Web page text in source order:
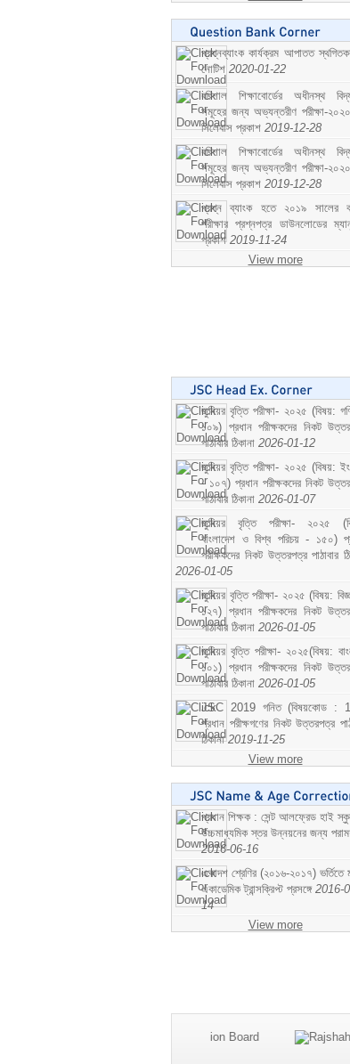
প্রশ্নব্যাংক কার্যক্রম আপাতত
নোটিশ 2020-01-22
বরিশাল শিক্ষাবোর্ডের অধীনস্থ
সমূহের জন্য অভ্যন্তরীণ পরীক্ষা-
সিলেবাস প্রকাশ 2019-12-28
বরিশাল শিক্ষাবোর্ডের অধীনস্থ
সমূহের জন্য অভ্যন্তরীণ পরীক্ষা-
সিলেবাস প্রকাশ 2019-12-28
প্রশ্ন ব্যাংক হতে ২০১৯ সালের
পরীক্ষার প্রশ্নপত্র ডাউনলোডের
প্রকাশ 2019-11-24
View more
জুনিয়র বৃত্তি পরীক্ষা- ২০২৫ (বিষয়:
১০৯) প্রধান পরীক্ষকদের নিকট
পাঠাবার ঠিকানা 2026-01-12
জুনিয়র বৃত্তি পরীক্ষা- ২০২৫ (বিষয়:
- ১০৭) প্রধান পরীক্ষকদের নিকট
পাঠাবার ঠিকানা 2026-01-07
জুনিয়র বৃত্তি পরীক্ষা- ২০২৫
বাংলাদেশ ও বিশ্ব পরিচয় - ১৫০)
পরীক্ষকদের নিকট উত্তরপত্র পাঠাবার
2026-01-05
জুনিয়র বৃত্তি পরীক্ষা- ২০২৫ (বিষয়:
১২৭) প্রধান পরীক্ষকদের নিকট
পাঠাবার ঠিকানা 2026-01-05
জুনিয়র বৃত্তি পরীক্ষা- ২০২৫(বিষয়:
১০১) প্রধান পরীক্ষকদের নিকট
পাঠাবার ঠিকানা 2026-01-05
JSC 2019 গনিত (বিষয়কোড :
প্রধান পরীক্ষগণের নিকট উত্তরপত্র
ঠিকানা2019-11-25
View more
প্রধান শিক্ষক : সেন্ট আলফ্রেড হাই
উচ্চমাধ্যমিক স্তর উন্নয়নের জন্য
2016-06-16
একাদশ শ্রেণির (২০১৬-২০১৭) ভর্তিতে
একাডেমিক ট্রান্সক্রিপ্ট প্রসঙ্গে 2016-
14
View more